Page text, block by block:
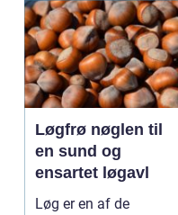
Løgfrø nøglen til
en sund og
ensartet løgavl
Løg er en af de